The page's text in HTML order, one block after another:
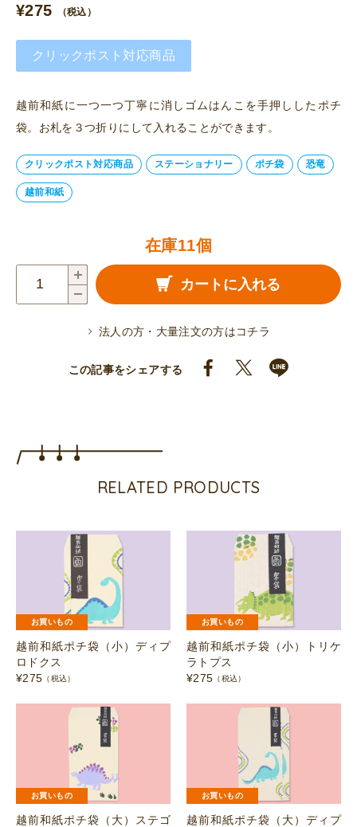
¥275 （税込）
クリックポスト対応商品
越前和紙に一つ一つ丁寧に消しゴムはんこを手押ししたポチ
袋。お札を３つ折りにして入れることができます。
クリックポスト対応商品 ステーショナリー ポチ袋 恐竜
越前和紙
在庫11個
テ
個
カートに入れる
法人の方・大量注文の方はコチラ
この記事をシェアする
RELATED PRODUCTS
お買いもの
越前和紙ポチ袋（小）ディプ
ロドクス
¥275 （税込）
お買いもの
越前和紙ポチ袋（小）トリケ
ラトプス
¥275 （税込）
お買いもの
越前和紙ポチ袋（大）ステゴ
お買いもの
越前和紙ポチ袋（大）ディプ